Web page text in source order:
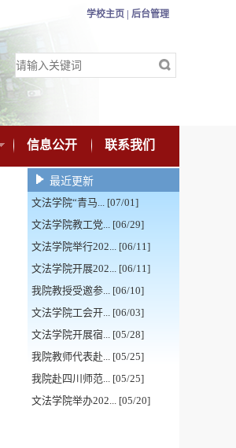
学校主页 | 后台管理
信息公开 联系我们
最近更新
文法学院“青马... [07/01]
文法学院教工党... [06/29]
文法学院举行202... [06/11]
文法学院开展202... [06/11]
我院教授受邀参... [06/10]
文法学院工会开... [06/03]
文法学院开展宿... [05/28]
我院教师代表赴... [05/25]
我院赴四川师范... [05/25]
文法学院举办202... [05/20]